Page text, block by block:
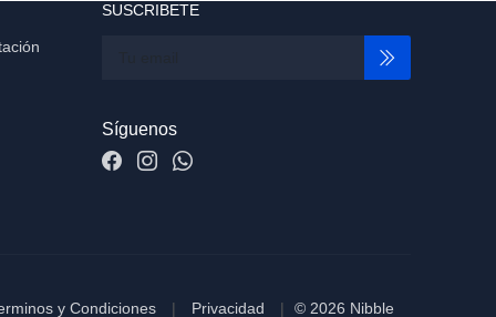
SUSCRIBETE
Síguenos
y Condiciones Privacidad © 2026 Nibble